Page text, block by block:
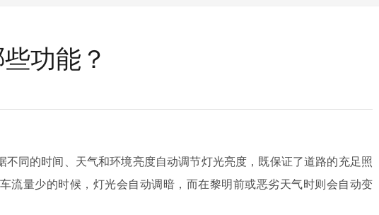
功能？
同的时间、天气和环境亮度自动调节灯光亮度，既保证了道路的充足照
流量少的时候，灯光会自动调暗，而在黎明前或恶劣天气时则会自动变